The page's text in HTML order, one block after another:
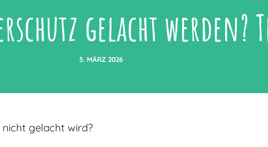
gelacht werden?
5. MÄRZ 2026
gelacht wird?